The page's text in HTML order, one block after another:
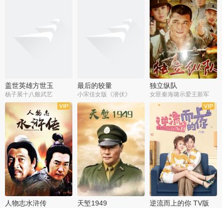
盖世英雄方世玉
杨子展十八般武艺
最后的较量
小宋佳女版《潜伏》
独立纵队
女匪秦海璐示爱王新军
全40集
人物志水浒传
全30集
天堑1949
全43集
逆流而上的你 TV版